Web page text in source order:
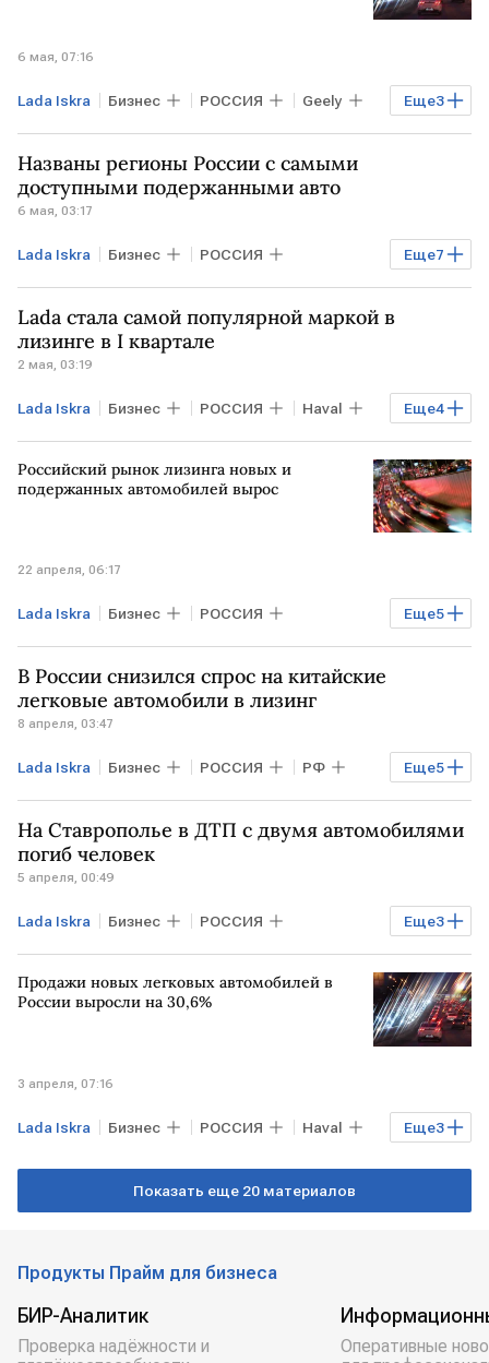
6 мая, 07:16
Еще3
Lada Iskra Бизнес РОССИЯ Geely
Toyota Lada Niva Legend
Lada X-Cross 5
Названы регионы России с самыми
доступными подержанными авто
6 мая, 03:17
Еще7
Lada Iskra Бизнес РОССИЯ
Экономика Рязанская область
САНКТ-ПЕТЕРБУРГ
Авито Работа
Lada X-Cross 5
Lada стала самой популярной маркой в
лизинге в I квартале
2 мая, 03:19
Еще4
Lada Iskra Бизнес РОССИЯ Haval
Geely Chery Lada Niva Legend
Lada X-Cross 5
Российский рынок лизинга новых и
подержанных автомобилей вырос
22 апреля, 06:17
Еще5
Lada Iskra Бизнес РОССИЯ
Финансы Haval Chery
Lada X-Cross 5
В России снизился спрос на китайские
легковые автомобили в лизинг
8 апреля, 03:47
Еще5
Lada Iskra Бизнес РОССИЯ РФ
Альфа-Лизинг Haval Lada
Lada Niva Legend Lada X-Cross 5
На Ставрополье в ДТП с двумя автомобилями
погиб человек
5 апреля, 00:49
Еще3
Lada Iskra Бизнес РОССИЯ
Общество Lada Niva Legend
Lada X-Cross 5
Продажи новых легковых автомобилей в
России выросли на 30,6%
3 апреля, 07:16
Еще3
Lada Iskra Бизнес РОССИЯ Haval
Geely Lada Niva Legend
Показать еще 20 материалов
Продукты Прайм для бизнеса
БИР-Аналитик
Проверка надёжности и
Оперативные